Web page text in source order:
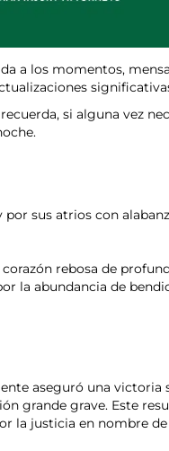
a los momentos,
si alguna vez
sus atrios con
rebosa de
la abundancia de
aseguró una
grande grave. Este
la justicia en nombre